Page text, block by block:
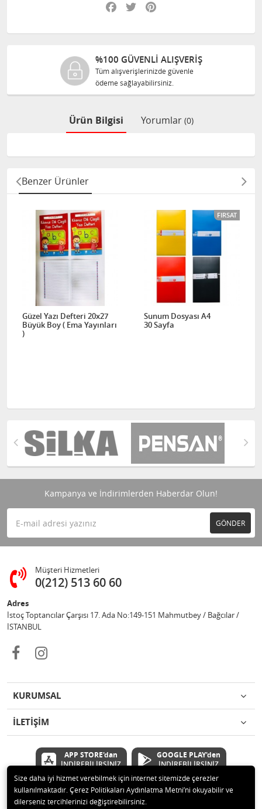
Facebook
Twitter
%100 GÜVENLİ ALIŞVERİŞ
Tüm alışverişlerinizde güvenle
ödeme sağlayabilirsiniz.
Ürün Bilgisi Yorumlar (0)
Benzer Ürünler
Güzel Yazı Defteri 20x27
Büyük Boy ( Ema Yayınları
)
FIRSAT
Sunum Dosyası A4
30 Sayfa
Kampanya ve İndirimlerden Haberdar Olun!
GÖNDER
Müşteri Hizmetleri
0(212) 513 60 60
Adres
İstoç Toptancılar Çarşısı 17. Ada No:149-151 Mahmutbey / Bağcılar /
İSTANBUL
KURUMSAL
İLETİŞİM
APP STORE'dan
İNDİREBİLİRSİNİZ
GOOGLE PLAY'den
İNDİREBİLİRSİNİZ
© 2020 Çetinkaya Elektronik Kırtasiye Oyuncak San ve Tic.Ltd.Şti Tüm
Size daha iyi hizmet verebilmek için internet sitemizde çerezler
kullanılmaktadır. Çerez Politikaları Aydınlatma Metni’ni okuyabilir ve
dilerseniz tercihlerinizi değiştirebilirsiniz.